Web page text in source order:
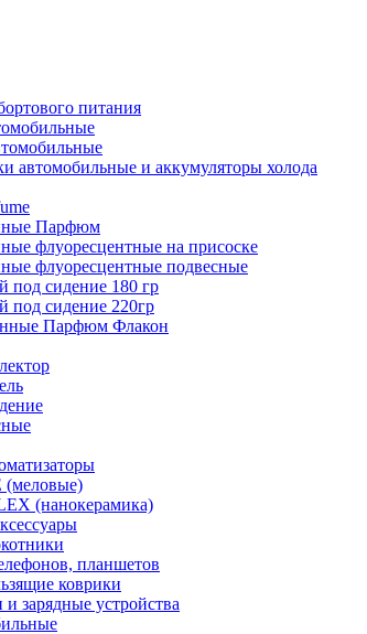
питания
автомобильные и аккумуляторы холода
Парфюм
флуоресцентные на присоске
флуоресцентные подвесные
под сидение 180 гр
под сидение 220гр
Парфюм Флакон
(меловые)
(нанокерамика)
планшетов
коврики
и зарядные устройства